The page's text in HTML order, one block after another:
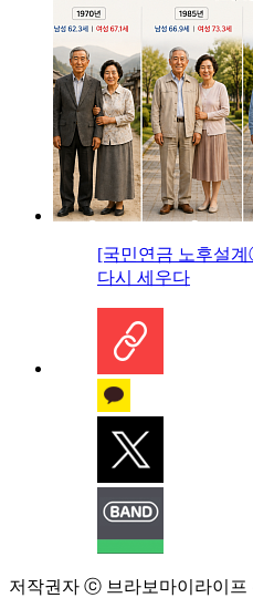
[국민연금 노후설
다시 세우다
저작권자 ⓒ 브라보마이라이프